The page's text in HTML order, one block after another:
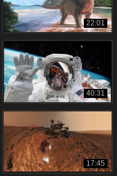
22:01
40:31
17:45